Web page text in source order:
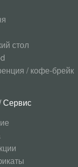
стол
/ кофе-брейк
Сервис